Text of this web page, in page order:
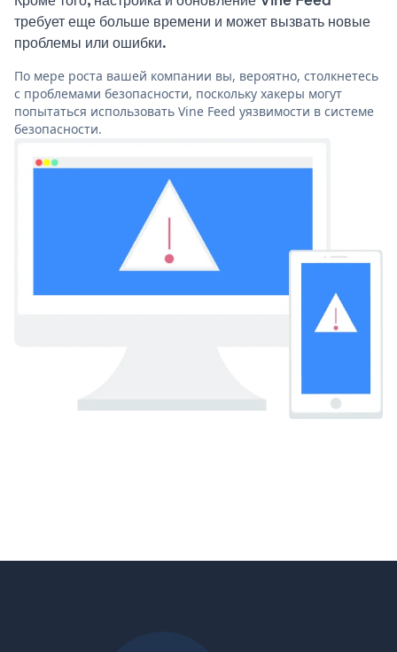
требует еще больше времени и может вызвать новые
проблемы или ошибки.
По мере роста вашей компании вы, вероятно, столкнетесь
с проблемами безопасности, поскольку хакеры могут
попытаться использовать Vine Feed уязвимости в системе
безопасности.